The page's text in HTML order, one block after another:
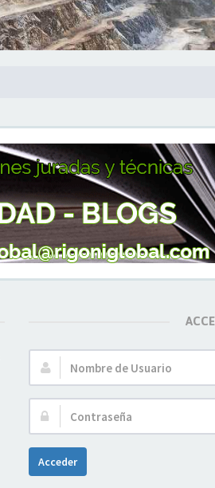
Nombre
de
Usuario:
Contraseña:
Acceder